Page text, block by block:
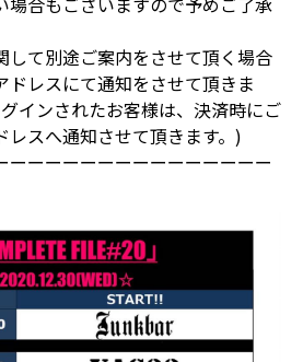
て別途ご案内をさせて頂く場合
ドレスにて通知をさせて頂きま
インされたお客様は、決済時にご
レスへ通知させて頂きます。)
ーーーーーーーーーーーーーーー